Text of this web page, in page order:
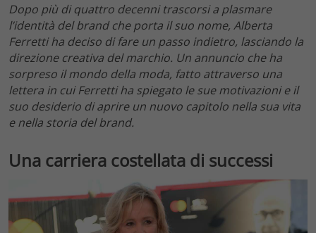
Dopo più di quattro decenni trascorsi a plasmare
l’identità del brand che porta il suo nome, Alberta
Ferretti ha deciso di fare un passo indietro, lasciando la
direzione creativa del marchio. Un annuncio che ha
sorpreso il mondo della moda, fatto attraverso una
lettera in cui Ferretti ha spiegato le sue motivazioni e il
suo desiderio di aprire un nuovo capitolo nella sua vita
e nella storia del brand.
Una carriera costellata di successi